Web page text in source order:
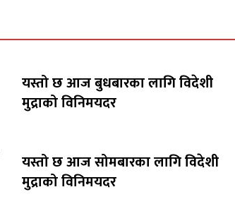
यस्तो छ आज बुधबारका लागि विदेशी
मुद्राको विनिमयदर
यस्तो छ आज सोमबारका लागि विदेशी
मुद्राको विनिमयदर